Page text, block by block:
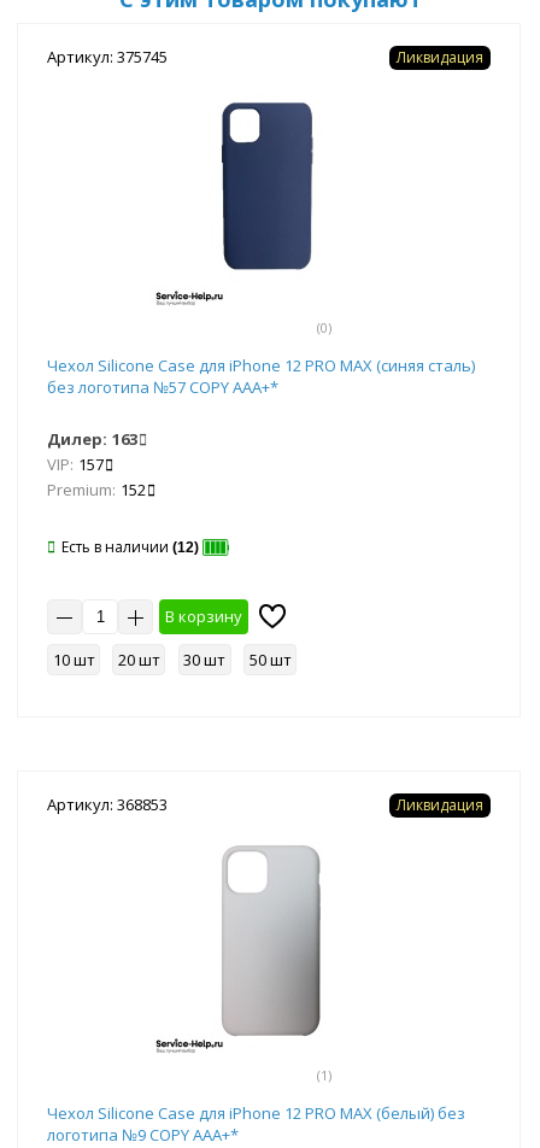
Артикул: 375745
(0)
Ликвидация
Чехол Silicone Case для iPhone 12 PRO MAX (синяя сталь)
без логотипа №57 COPY AAA+*
Дилер: 163
VIP: 157
Premium: 152
Есть в наличии (12)
В корзину
10 шт
20 шт 30 шт 50 шт
Артикул: 368853
(1)
Ликвидация
Чехол Silicone Case для iPhone 12 PRO MAX (белый) без
логотипа №9 COPY AAA+*